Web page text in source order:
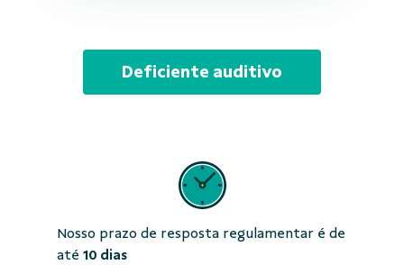
Deficiente auditivo
Nosso prazo de resposta regulamentar é de
até 10 dias